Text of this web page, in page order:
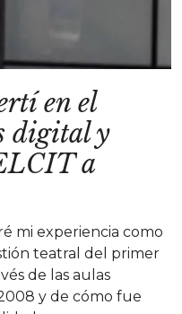
en el
digital y
a
mi experiencia como
teatral del primer
de las aulas
y de cómo fue